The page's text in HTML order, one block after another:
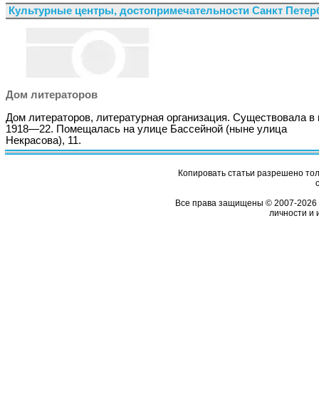
Культурные центры, достопримечательности Санкт
Дом литераторов
Дом литераторов, литературная организация. Существовала в
1918—22. Помещалась на улице Бассейной (ныне улица
Некрасова), 11.
Копировать статьи разрешено
Все права защищены © 2007-2026
личности и